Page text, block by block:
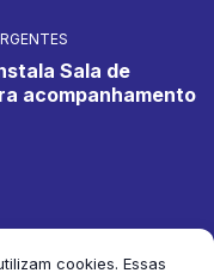
cookies. Essas
Sala de
acompanhamento